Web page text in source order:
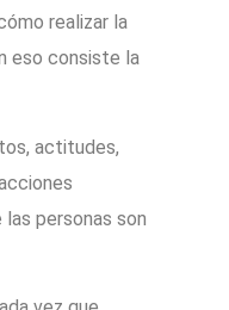
realizar la
eso consiste la
actitudes,
personas son